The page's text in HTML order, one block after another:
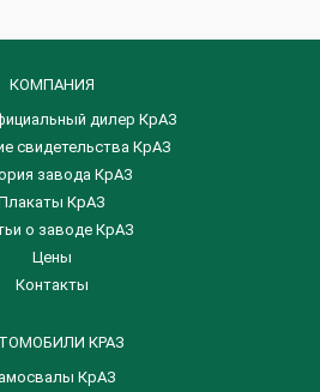
КОМПАНИЯ
дилер КрАЗ
свидетельства КрАЗ
завода КрАЗ
КрАЗ
о заводе КрАЗ
Цены
Контакты
КРАЗ
КрАЗ